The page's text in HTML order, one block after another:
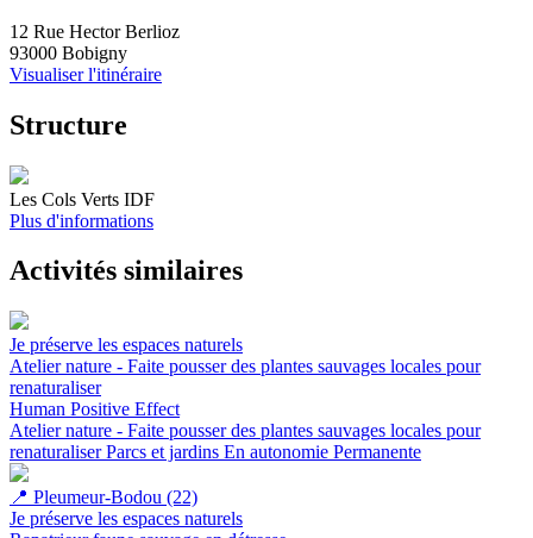
12 Rue Hector Berlioz
93000 Bobigny
Visualiser l'itinéraire
Structure
Les Cols Verts IDF
Plus d'informations
Activités similaires
Je préserve les espaces naturels
Atelier nature - Faite pousser des plantes sauvages locales pour
renaturaliser
Human Positive Effect
Atelier nature - Faite pousser des plantes sauvages locales pour
renaturaliser Parcs et jardins En autonomie Permanente
📍 Pleumeur-Bodou (22)
Je préserve les espaces naturels